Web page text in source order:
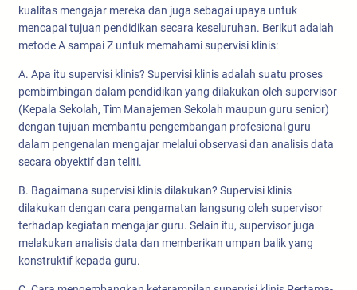
kualitas mengajar mereka dan juga sebagai upaya untuk
mencapai tujuan pendidikan secara keseluruhan. Berikut adalah
metode A sampai Z untuk memahami supervisi klinis:
A. Apa itu supervisi klinis? Supervisi klinis adalah suatu proses
pembimbingan dalam pendidikan yang dilakukan oleh supervisor
(Kepala Sekolah, Tim Manajemen Sekolah maupun guru senior)
dengan tujuan membantu pengembangan profesional guru
dalam pengenalan mengajar melalui observasi dan analisis data
secara obyektif dan teliti.
B. Bagaimana supervisi klinis dilakukan? Supervisi klinis
dilakukan dengan cara pengamatan langsung oleh supervisor
terhadap kegiatan mengajar guru. Selain itu, supervisor juga
melakukan analisis data dan memberikan umpan balik yang
konstruktif kepada guru.